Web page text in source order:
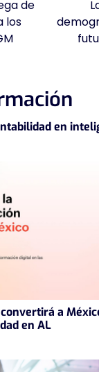
de
los
en
a
en AL